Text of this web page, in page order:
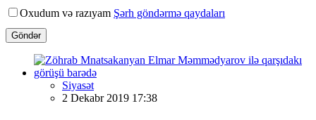
Oxudum və razıyam Şərh göndərmə qaydaları
Göndər
Siyasət
2 Dekabr 2019 17:38